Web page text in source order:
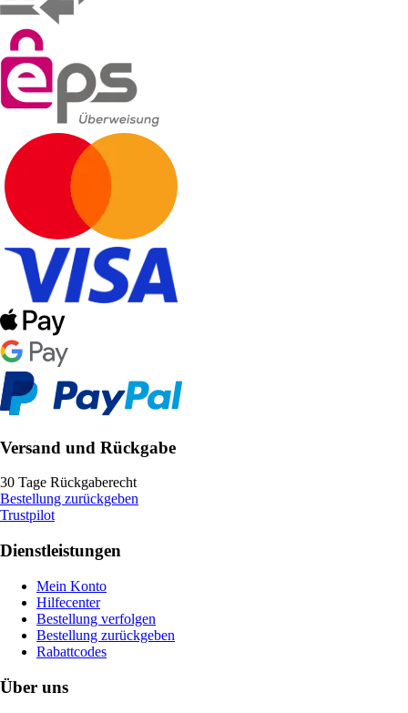
Versand und Rückgabe
30 Tage Rückgaberecht
Bestellung zurückgeben
Trustpilot
Dienstleistungen
Mein Konto
Hilfecenter
Bestellung verfolgen
Bestellung zurückgeben
Rabattcodes
Über uns